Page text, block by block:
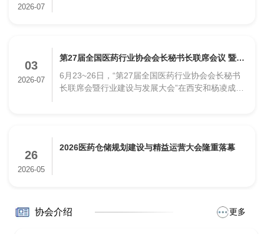
2026-07
03
2026-07
第27届全国医药行业协会会长秘书长联席会议 暨行
业建设与发展大会在陕成功举办
6月23~26日，“第27届全国医药行业协会会长秘书
长联席会暨行业建设与发展大会”在西安和杨凌成功
26
2026-05
2026医药仓储规划建设与精益运营大会隆重落幕
协会介绍 更多